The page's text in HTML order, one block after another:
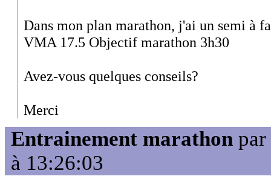
Dans mon plan marathon, j'ai un semi à
VMA 17.5 Objectif marathon 3h30
Avez-vous quelques conseils?
Merci
Entrainement marathon par
à 13:26:03